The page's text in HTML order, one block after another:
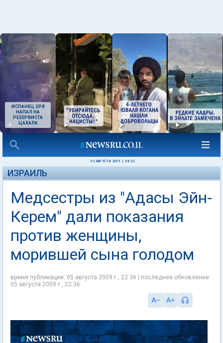
ИСПАНЕЦ ЗРЯ
НАПАЛ НА
РЕЗЕРВИСТА
ЦАХАЛА
05 АВГУСТА 2009 04:22
ИЗРАИЛЬ
Медсестры из "Адасы Эйн-
Керем" дали показания
против женщины,
морившей сына голодом
время публикации: 05 августа 2009 г., 22:36 | последнее обновление:
05 августа 2009 г., 22:36